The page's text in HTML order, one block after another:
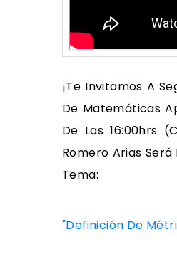
¡Te Invitamos A
De Matemáticas
De Las 16:00hrs
Romero Arias
Tema:
"Definición De